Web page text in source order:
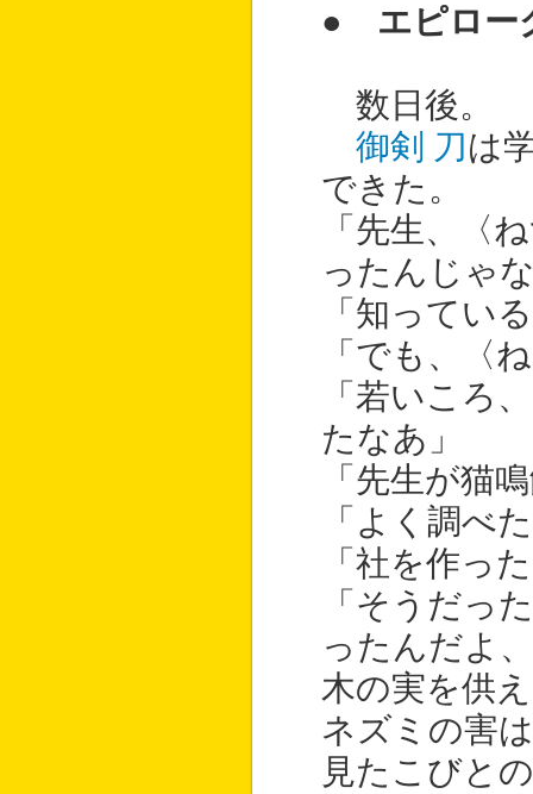
● エピロー
数日後。
御剣 刀 は
できた。
「先生、〈
ったんじゃ
「知ってい
「でも、〈
「若いころ
たなあ」
「先生が猫
「よく調べ
「社を作っ
「そうだっ
ったんだよ
木の実を供
ネズミの害
見たこびと